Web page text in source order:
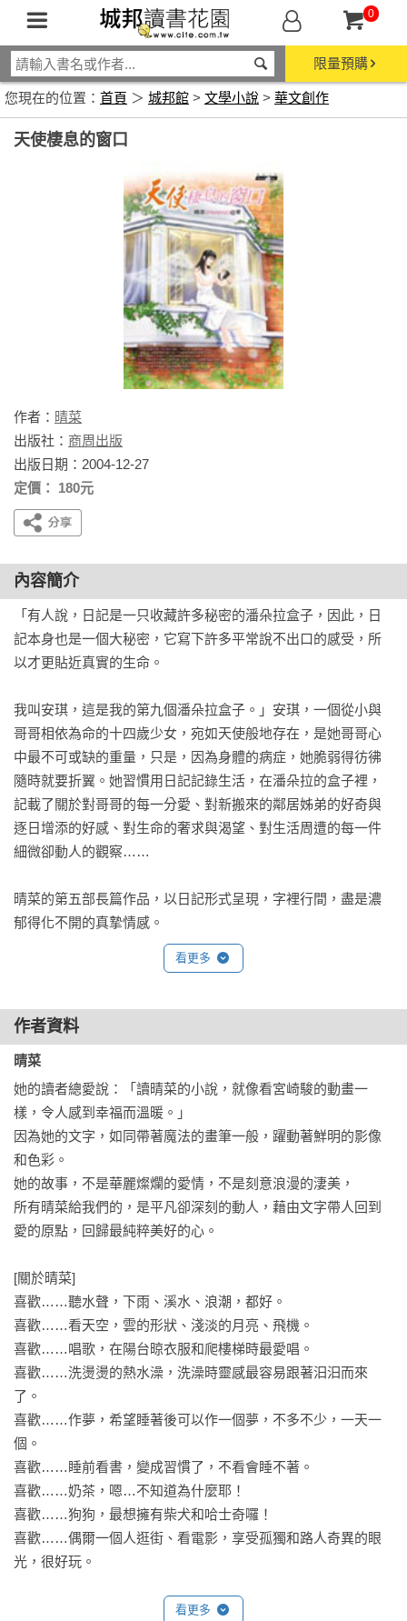
0
限量預購
您現在的位置： 首頁 ＞ 城邦館 > 文學小說 > 華文創作
天使棲息的窗口
作者： 晴菜
出版社： 商周出版
出版日期：2004-12-27
定價： 180元
內容簡介
「有人說，日記是一只收藏許多秘密的潘朵拉盒子，因此，日
記本身也是一個大秘密，它寫下許多平常說不出口的感受，所
以才更貼近真實的生命。
我叫安琪，這是我的第九個潘朵拉盒子。」安琪，一個從小與
哥哥相依為命的十四歲少女，宛如天使般地存在，是她哥哥心
中最不可或缺的重量，只是，因為身體的病症，她脆弱得彷彿
隨時就要折翼。她習慣用日記記錄生活，在潘朵拉的盒子裡，
記載了關於對哥哥的每一分愛、對新搬來的鄰居姊弟的好奇與
逐日增添的好感、對生命的奢求與渴望、對生活周遭的每一件
細微卻動人的觀察……
晴菜的第五部長篇作品，以日記形式呈現，字裡行間，盡是濃
郁得化不開的真摯情感。
看更多
作者資料
晴菜
她的讀者總愛說：「讀晴菜的小說，就像看宮崎駿的動畫一
樣，令人感到幸福而溫暖。」
因為她的文字，如同帶著魔法的畫筆一般，躍動著鮮明的影像
和色彩。
她的故事，不是華麗燦爛的愛情，不是刻意浪漫的淒美，
所有晴菜給我們的，是平凡卻深刻的動人，藉由文字帶人回到
愛的原點，回歸最純粹美好的心。
[關於晴菜]
喜歡……聽水聲，下雨、溪水、浪潮，都好。
喜歡……看天空，雲的形狀、淺淡的月亮、飛機。
喜歡……唱歌，在陽台晾衣服和爬樓梯時最愛唱。
喜歡……洗燙燙的熱水澡，洗澡時靈感最容易跟著汩汩而來
了。
喜歡……作夢，希望睡著後可以作一個夢，不多不少，一天一
個。
喜歡……睡前看書，變成習慣了，不看會睡不著。
喜歡……奶茶，嗯…不知道為什麼耶！
喜歡……狗狗，最想擁有柴犬和哈士奇囉！
喜歡……偶爾一個人逛街、看電影，享受孤獨和路人奇異的眼
光，很好玩。
看更多